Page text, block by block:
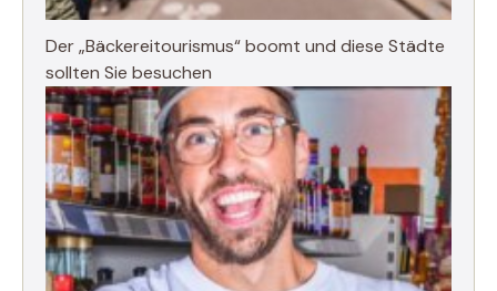
Der „Bäckereitourismus“ boomt und diese Städte
sollten Sie besuchen